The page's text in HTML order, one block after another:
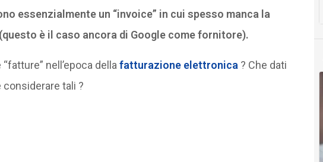
essenzialmente un “invoice” in cui spesso manca la
è il caso ancora di Google come fornitore).
nell’epoca della fatturazione elettronica ? Che dati
tali ?